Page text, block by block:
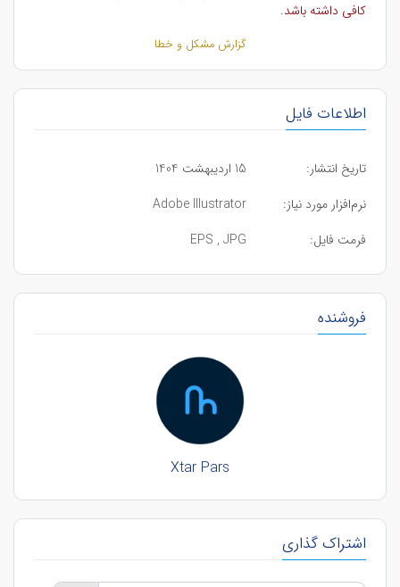
کافی داشته باشد.
گزارش مشکل و خطا
اطلاعات فایل
تاریخ انتشار:
15 اردیبهشت 1404
نرم‌افزار مورد نیاز:
Adobe Illustrator
فرمت فایل:
EPS , JPG
فروشنده
Xtar Pars
اشتراک گذاری